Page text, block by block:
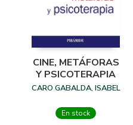
CINE, METÁFORAS
Y PSICOTERAPIA
CARO GABALDA, ISABEL
En stock